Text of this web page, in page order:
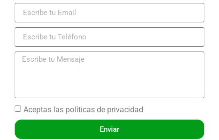
Aceptas las políticas de privacidad
Enviar